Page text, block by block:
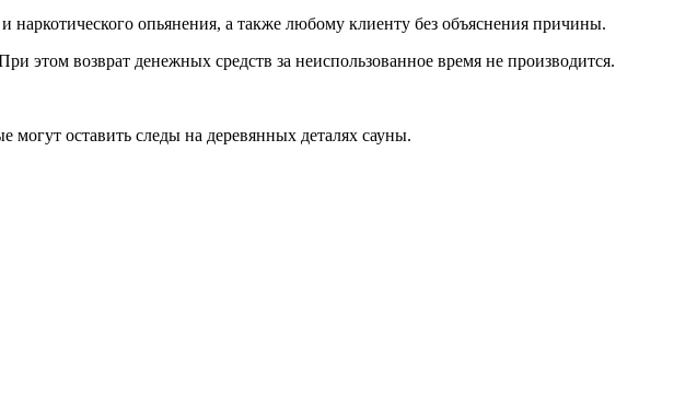
опьянения, а также любому клиенту без объяснения причины.
этом возврат денежных средств за неиспользованное время не производится.
могут оставить следы на деревянных деталях сауны.